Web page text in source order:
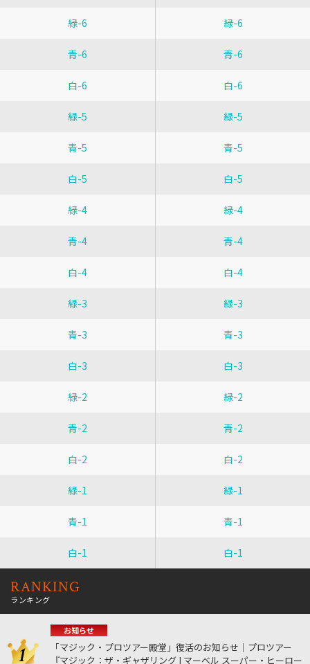
緑-6 緑-6
青-6 青-6
白-6 白-6
緑-5 緑-5
青-5 青-5
白-5 白-5
緑-4 緑-4
青-4 青-4
白-4 白-4
緑-3 緑-3
青-3 青-3
白-3 白-3
緑-2 緑-2
青-2 青-2
白-2 白-2
緑-1 緑-1
青-1 青-1
白-1 白-1
RANKING
ランキング
お知らせ
「マジック・プロツアー殿堂」復活のお知らせ｜プロツアー
『マジック：ザ・ギャザリング | マーベル スーパー・ヒーロー